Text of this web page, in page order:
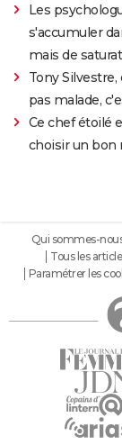
Les
s'accumuler
mais de
Tony
pas malade,
Ce chef étoilé
choisir un bon
Qui sommes-
Tous les
Paramétrer les